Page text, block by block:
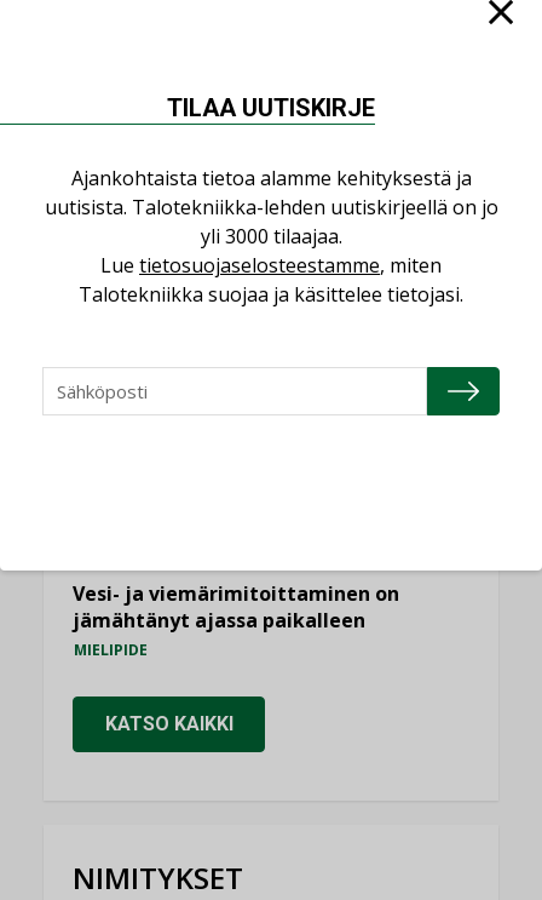
NÄKÖKULMIA
Puheista tekoihin – uusin teknologia
käyttöön kiinteistöissä
Sähköistäminen säästää euroja
Yli miljoona kotia on vailla toimivaa
ilmanvaihtoa
Vesi- ja viemärimitoittaminen on
jämähtänyt ajassa paikalleen
MIELIPIDE
KATSO KAIKKI
NIMITYKSET
TILAA UUTISKIRJE
Ajankohtaista tietoa alamme kehityksestä ja
uutisista. Talotekniikka-lehden uutiskirjeellä on jo
yli 3000 tilaajaa.
Lue tietosuojaselosteestamme, miten
Talotekniikka suojaa ja käsittelee tietojasi.